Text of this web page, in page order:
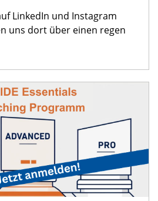
LinkedIn und Instagram
uns dort über einen regen